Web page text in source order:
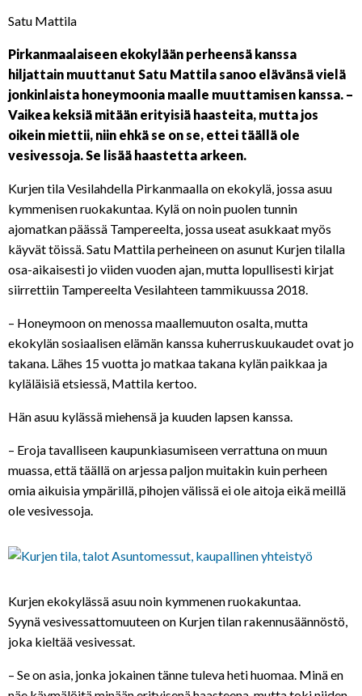
Satu Mattila
Pirkanmaalaiseen ekokylään perheensä kanssa
hiljattain muuttanut Satu Mattila sanoo elävänsä vielä
jonkinlaista honeymoonia maalle muuttamisen kanssa. –
Vaikea keksiä mitään erityisiä haasteita, mutta jos
oikein miettii, niin ehkä se on se, ettei täällä ole
vesivessoja. Se lisää haastetta arkeen.
Kurjen tila Vesilahdella Pirkanmaalla on ekokylä, jossa asuu
kymmenisen ruokakuntaa. Kylä on noin puolen tunnin
ajomatkan päässä Tampereelta, jossa useat asukkaat myös
käyvät töissä. Satu Mattilaperheineen on asunut Kurjen tilalla
osa-aikaisesti jo viiden vuoden ajan, mutta lopullisesti kirjat
siirrettiin Tampereelta Vesilahteen tammikuussa 2018.
– Honeymoon on menossa maallemuuton osalta, mutta
ekokylän sosiaalisen elämän kanssa kuherruskuukaudet ovat jo
takana. Lähes 15 vuotta jo matkaa takana kylän paikkaa ja
kyläläisiä etsiessä, Mattila kertoo.
Hän asuu kylässä miehensä ja kuuden lapsen kanssa.
– Eroja tavalliseen kaupunkiasumiseen verrattuna on muun
muassa, että täällä on arjessa paljon muitakin kuin perheen
omia aikuisia ympärillä, pihojen välissä ei ole aitoja eikä meillä
ole vesivessoja.
Kurjen ekokylässä asuu noin kymmenen ruokakuntaa.
Syynä vesivessattomuuteen on Kurjen tilan rakennusäännöstö,
joka kieltää vesivessat.
– Se on asia, jonka jokainen tänne tuleva heti huomaa. Minä en